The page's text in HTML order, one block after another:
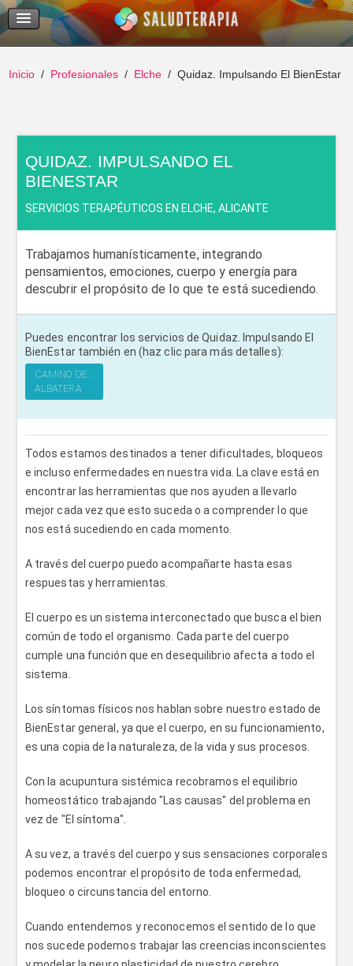
Temas Recientes
Buscar
Inicio Profesionales Elche Quidaz. Impulsando El BienEstar
QUIDAZ. IMPULSANDO EL
BIENESTAR
SERVICIOS TERAPÉUTICOS EN ELCHE, ALICANTE
Trabajamos humanísticamente, integrando
pensamientos, emociones, cuerpo y energía para
descubrir el propósito de lo que te está sucediendo.
Puedes encontrar los servicios de Quidaz. Impulsando El
BienEstar también en (haz clic para más detalles):
CAMINO DE...
ALBATERA
Todos estamos destinados a tener dificultades, bloqueos
e incluso enfermedades en nuestra vida. La clave está en
encontrar las herramientas que nos ayuden a llevarlo
mejor cada vez que esto suceda o a comprender lo que
nos está sucediendo en cada momento.
A través del cuerpo puedo acompañarte hasta esas
respuestas y herramientas.
El cuerpo es un sistema interconectado que busca el bien
común de todo el organismo. Cada parte del cuerpo
cumple una función que en desequilibrio afecta a todo el
sistema.
Los síntomas físicos nos hablan sobre nuestro estado de
BienEstar general, ya que el cuerpo, en su funcionamiento,
es una copia de la naturaleza, de la vida y sus procesos.
Con la acupuntura sistémica recobramos el equilibrio
homeostático trabajando "Las causas" del problema en
vez de "El síntoma".
A su vez, a través del cuerpo y sus sensaciones corporales
podemos encontrar el propósito de toda enfermedad,
bloqueo o circunstancia del entorno.
Cuando entendemos y reconocemos el sentido de lo que
nos sucede podemos trabajar las creencias inconscientes